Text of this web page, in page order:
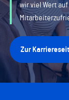
wir viel Wert
Zur